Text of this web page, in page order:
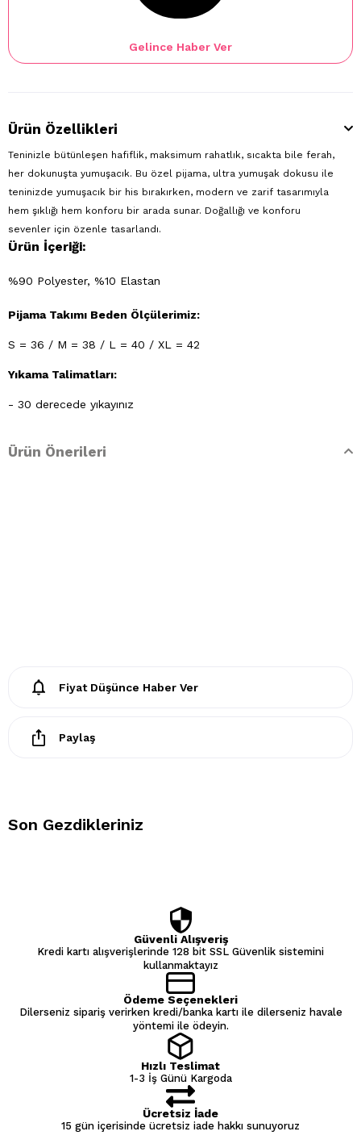
Gelince Haber Ver
Ürün Özellikleri
Teninizle bütünleşen hafiflik, maksimum rahatlık, sıcakta bile ferah,
her dokunuşta yumuşacık. Bu özel pijama, ultra yumuşak dokusu ile
teninizde yumuşacık bir his bırakırken, modern ve zarif tasarımıyla
hem şıklığı hem konforu bir arada sunar. Doğallığı ve konforu
sevenler için özenle tasarlandı.
Ürün İçeriği:
%90 Polyester, %10 Elastan
Pijama Takımı Beden Ölçülerimiz:
S = 36 / M = 38 / L = 40 / XL = 42
Yıkama Talimatları:
- 30 derecede yıkayınız
Ürün Önerileri
Fiyat Düşünce Haber Ver
Paylaş
Son Gezdikleriniz
Güvenli Alışveriş
Kredi kartı alışverişlerinde 128 bit SSL Güvenlik sistemini
kullanmaktayız
Ödeme Seçenekleri
Dilerseniz sipariş verirken kredi/banka kartı ile dilerseniz havale
yöntemi ile ödeyin.
Hızlı Teslimat
1-3 İş Günü Kargoda
Ücretsiz İade
15 gün içerisinde ücretsiz iade hakkı sunuyoruz